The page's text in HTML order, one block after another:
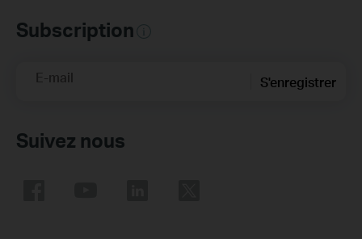
Subscription
E-mail S'enregistrer
Suivez nous